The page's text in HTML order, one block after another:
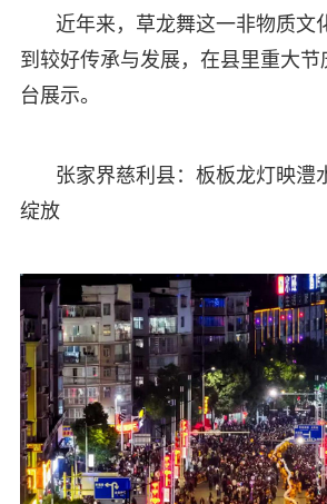
近年来，草龙舞这一非物质文
到较好传承与发展，在县里重大
台展示。
张家界慈利县：板板龙灯映澧
绽放